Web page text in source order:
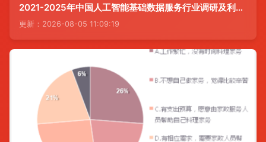
2021-2025年中国人工智能基础数据服务行业调研及利基市场战略咨询报告
更新：2026-08-05 11:09:19